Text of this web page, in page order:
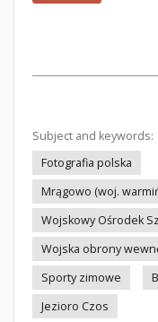
Subject and keywords:
Fotografia polska
Mrągowo (woj.
Wojskowy Ośrodek
Wojska obrony
Sporty zimowe
Jezioro Czos